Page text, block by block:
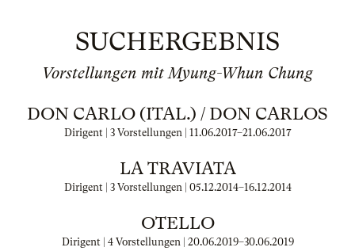
SUCHERGEBNIS
Vorstellungen mit Myung-Whun Chung
DON CARLO (ITAL.) / DON CARLOS
Dirigent | 3 Vorstellungen | 11.06.2017–21.06.2017
LA TRAVIATA
Dirigent | 3 Vorstellungen | 05.12.2014–16.12.2014
OTELLO
Dirigent | 4 Vorstellungen | 20.06.2019–30.06.2019